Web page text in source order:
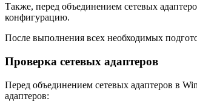
Также, перед объединением сетевых
конфигурацию.
После выполнения всех необходимых
Проверка сетевых адаптеров
Перед объединением сетевых адаптеров в
адаптеров: